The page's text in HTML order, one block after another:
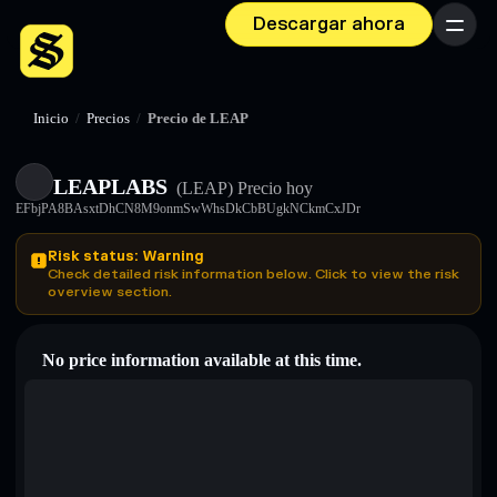
Descargar ahora Menú
Inicio / Precios / Precio de LEAP
LEAPLABS (LEAP) Precio hoy
EFbjPA8BAsxtDhCN8M9onmSwWhsDkCbBUgkNCkmCxJDr
Risk status: Warning
Check detailed risk information below. Click to view the risk
overview section.
No price information available at this time.